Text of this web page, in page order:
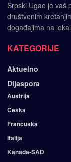
Srpski Ugao je vaš
društvenim
događajima na
KATEGORIJE
Aktuelno
Dijaspora
Austrija
Češka
Francuska
Italija
Kanada-SAD